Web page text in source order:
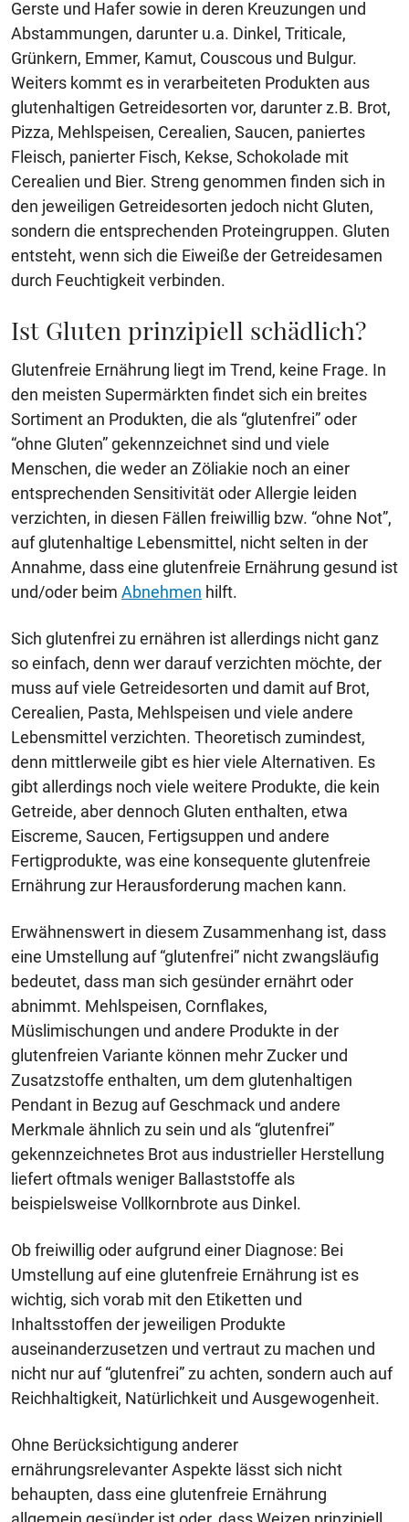
Gerste und Hafer sowie in deren Kreuzungen und
Abstammungen, darunter u.a. Dinkel, Triticale,
Grünkern, Emmer, Kamut, Couscous und Bulgur.
Weiters kommt es in verarbeiteten Produkten aus
glutenhaltigen Getreidesorten vor, darunter z.B. Brot,
Pizza, Mehlspeisen, Cerealien, Saucen, paniertes
Fleisch, panierter Fisch, Kekse, Schokolade mit
Cerealien und Bier. Streng genommen finden sich in
den jeweiligen Getreidesorten jedoch nicht Gluten,
sondern die entsprechenden Proteingruppen. Gluten
entsteht, wenn sich die Eiweiße der Getreidesamen
durch Feuchtigkeit verbinden.
Ist Gluten prinzipiell schädlich?
Glutenfreie Ernährung liegt im Trend, keine Frage. In
den meisten Supermärkten findet sich ein breites
Sortiment an Produkten, die als “glutenfrei” oder
“ohne Gluten” gekennzeichnet sind und viele
Menschen, die weder an Zöliakie noch an einer
entsprechenden Sensitivität oder Allergie leiden
verzichten, in diesen Fällen freiwillig bzw. “ohne Not”,
auf glutenhaltige Lebensmittel, nicht selten in der
Annahme, dass eine glutenfreie Ernährung gesund ist
und/oder beim Abnehmen hilft.
Sich glutenfrei zu ernähren ist allerdings nicht ganz
so einfach, denn wer darauf verzichten möchte, der
muss auf viele Getreidesorten und damit auf Brot,
Cerealien, Pasta, Mehlspeisen und viele andere
Lebensmittel verzichten. Theoretisch zumindest,
denn mittlerweile gibt es hier viele Alternativen. Es
gibt allerdings noch viele weitere Produkte, die kein
Getreide, aber dennoch Gluten enthalten, etwa
Eiscreme, Saucen, Fertigsuppen und andere
Fertigprodukte, was eine konsequente glutenfreie
Ernährung zur Herausforderung machen kann.
Erwähnenswert in diesem Zusammenhang ist, dass
eine Umstellung auf “glutenfrei” nicht zwangsläufig
bedeutet, dass man sich gesünder ernährt oder
abnimmt. Mehlspeisen, Cornflakes,
Müslimischungen und andere Produkte in der
glutenfreien Variante können mehr Zucker und
Zusatzstoffe enthalten, um dem glutenhaltigen
Pendant in Bezug auf Geschmack und andere
Merkmale ähnlich zu sein und als “glutenfrei”
gekennzeichnetes Brot aus industrieller Herstellung
liefert oftmals weniger Ballaststoffe als
beispielsweise Vollkornbrote aus Dinkel.
Ob freiwillig oder aufgrund einer Diagnose: Bei
Umstellung auf eine glutenfreie Ernährung ist es
wichtig, sich vorab mit den Etiketten und
Inhaltsstoffen der jeweiligen Produkte
auseinanderzusetzen und vertraut zu machen und
nicht nur auf “glutenfrei” zu achten, sondern auch auf
Reichhaltigkeit, Natürlichkeit und Ausgewogenheit.
Ohne Berücksichtigung anderer
ernährungsrelevanter Aspekte lässt sich nicht
behaupten, dass eine glutenfreie Ernährung